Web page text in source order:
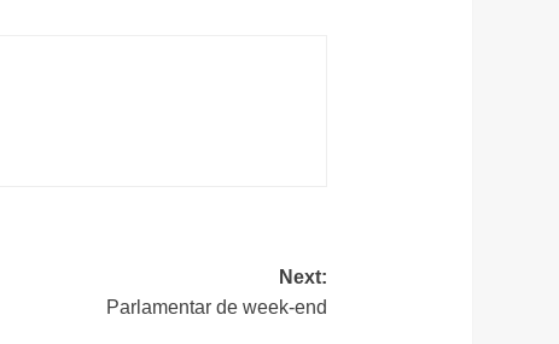
Next:
Parlamentar de week-end